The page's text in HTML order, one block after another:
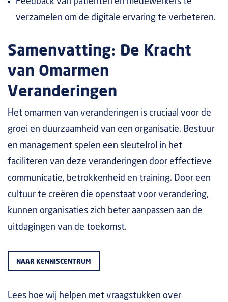
verzamelen om de digitale ervaring te verbeteren.
Samenvatting: De Kracht
van Omarmen
Veranderingen
Het omarmen van veranderingen is cruciaal voor de
groei en duurzaamheid van een organisatie. Bestuur
en management spelen een sleutelrol in het
faciliteren van deze veranderingen door effectieve
communicatie, betrokkenheid en training. Door een
cultuur te creëren die openstaat voor verandering,
kunnen organisaties zich beter aanpassen aan de
uitdagingen van de toekomst.
NAAR KENNISCENTRUM
Lees hoe wij helpen met vraagstukken over